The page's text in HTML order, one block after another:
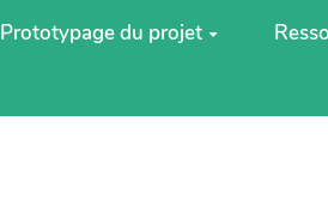
Prototypage du projet